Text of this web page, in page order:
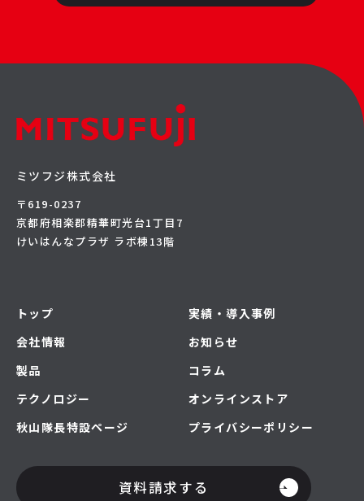
ミツフジ株式会社
〒619-0237
京都府相楽郡精華町光台1丁目7
けいはんなプラザ ラボ棟13階
トップ
会社情報
製品
テクノロジー
秋山隊長特設ページ
実績・導入事例
お知らせ
コラム
オンラインストア
プライバシーポリシー
資料請求する